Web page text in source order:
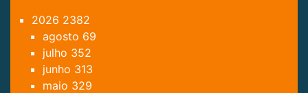
2026 2382
agosto 69
julho 352
junho 313
maio 329